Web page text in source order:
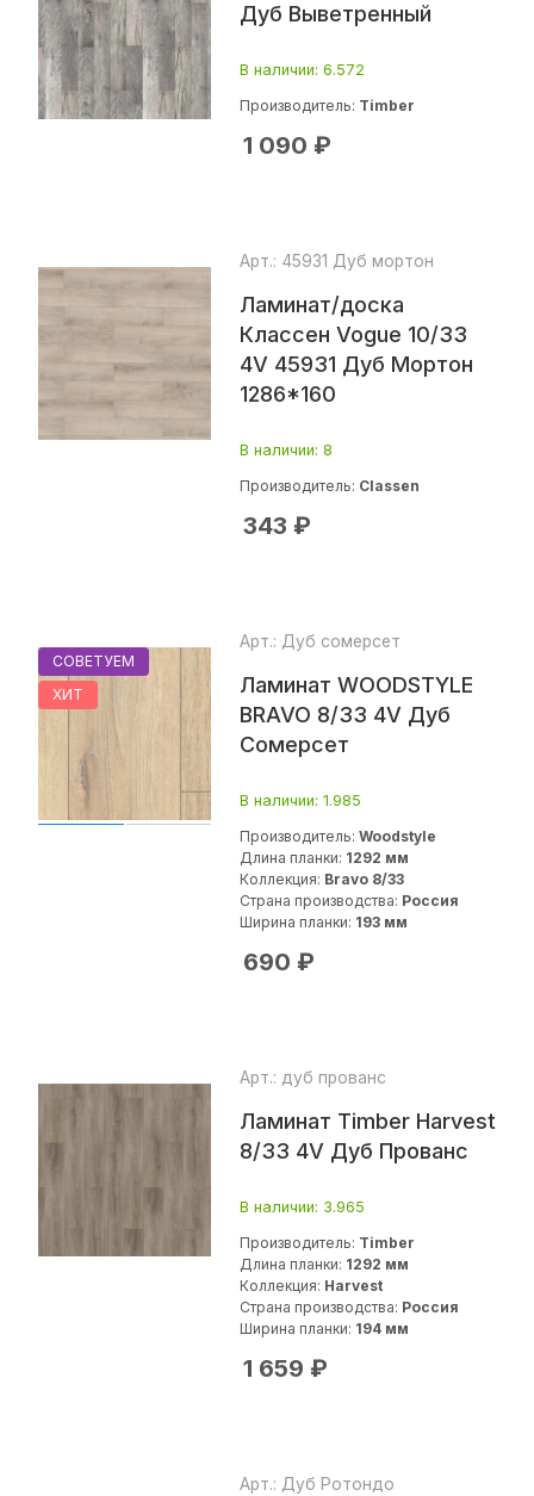
Дуб Выветренный
В наличии: 6.572
Производитель: Timber
1 090 ₽
Ламинат/доска
Классен Vogue 10/33
4V 45931 Дуб Мортон
1286*160
Арт.: 45931 Дуб мортон
В наличии: 8
Производитель: Classen
343 ₽
СОВЕТУЕМ
ХИТ
Ламинат WOODSTYLE
BRAVO 8/33 4V Дуб
Сомерсет
Арт.: Дуб сомерсет
В наличии: 1.985
Производитель: Woodstyle
Длина планки: 1292 мм
Коллекция: Bravo 8/33
Страна производства: Россия
Ширина планки: 193 мм
690 ₽
Ламинат Timber Harvest
8/33 4V Дуб Прованс
Арт.: дуб прованс
В наличии: 3.965
Производитель: Timber
Длина планки: 1292 мм
Коллекция: Harvest
Страна производства: Россия
Ширина планки: 194 мм
1 659 ₽
Арт.: Дуб Ротондо